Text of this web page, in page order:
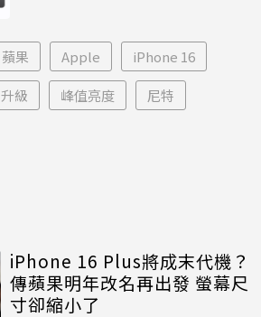
蘋果 Apple iPhone 16
升級 峰值亮度 尼特
iPhone 16 Plus將成末代機？
傳蘋果明年改名再出發 螢幕尺
寸卻縮小了